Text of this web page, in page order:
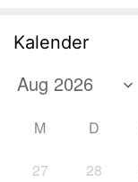
Kalender
M D
27 28